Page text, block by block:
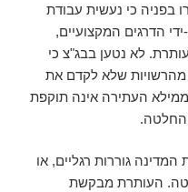
בפניה כי נעשית עבודת
הדרגים המקצועיים,
לא נטען בבג"צ כי
שלא לקדם את
העתירה אינה תוקפת
החלטה.
גוררות רגליים, או
העותרת מבקשת